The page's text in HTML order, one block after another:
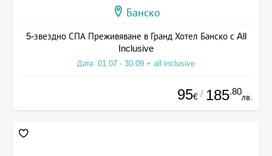
Банско
5-звездно СПА Преживяване в Гранд Хотел Банско с All
Inclusive
Дата: 01.07 - 30.09 + all inclusive
95€ / 185.80
лв.